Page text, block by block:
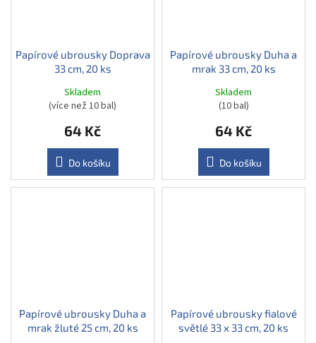
Papírové ubrousky Doprava
33 cm, 20 ks
Skladem
(více než 10 bal)
64 Kč
Do košíku
Papírové ubrousky Duha a
mrak 33 cm, 20 ks
Skladem
(10 bal)
64 Kč
Do košíku
Papírové ubrousky Duha a
mrak žluté 25 cm, 20 ks
Papírové ubrousky fialové
světlé 33 x 33 cm, 20 ks